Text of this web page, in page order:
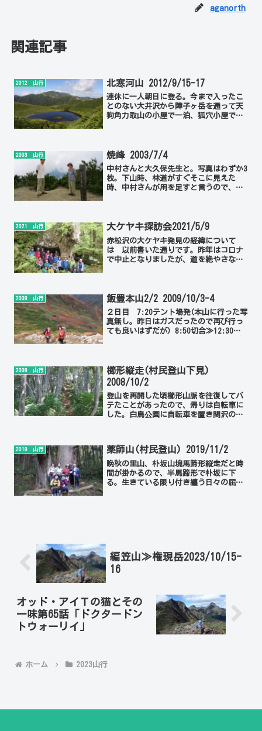
aganorth
関連記事
2012 山行 北寒河山 2012/9/15-17
連休に一人朝日に登る。今まで入ったこ
とのない大井沢から障子ヶ岳を通って天
狗角力取山の小屋で一泊、狐穴小屋で一
た。狐穴の小屋での夕食時...
2003 山行 焼峰 2003/7/4
中村さんと大久保先生と。写真はわずか3
枚。下山時、林道がすぐそこに見えた
時、中村さんが用を足すと言うので、
中村さんは来ない。心配にな...
2021 山行 大ケヤキ探訪会2021/5/9
赤松沢の大ケヤキ発見の経緯について
は 以前書いた通りです。昨年はコロナ
で中止となりましたが、道を絶やさない
た。雨は午前中だけ、それも...
2009 山行 飯豊本山2/2 2009/10/3-4
２日目 7:20テント場発(本山に行った写
真無し。昨日はガスだったので再び行っ
ても良いはずだが) 8:50切合≫12:30地
葉...
2008 山行
櫛形縦走(村民登山下見)
2008/10/2
登山を再開した頃櫛形山脈を往復してバ
テたことがあったので、帰りは自転車に
した。白鳥公園に自転車を置き関沢の登
峰13:45≫鳥坂山14:05≫15...
2019 山行 薬師山(村民登山) 2019/11/2
晩秋の里山、朴坂山塊馬蹄形縦走だと時
間が掛かるので、半馬蹄形で朴坂に下
る。生きている限り付き纏う日々の屈託
編笠山≫権現岳2023/10/15-
16
オッド・アイＴの猫とその
一味第65話「ドクタードン
トウォーリイ」
ホーム 2023山行